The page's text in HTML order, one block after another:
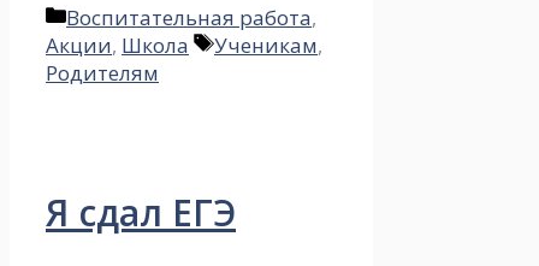
Рубрики
Воспитательная работа,
Акции, Школа Метки
Ученикам,
Родителям
Я сдал ЕГЭ